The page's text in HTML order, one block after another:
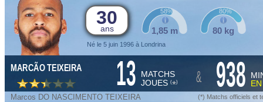
30
ans
Né le 5 juin 1996 à Londrina
1,85 m
58%
80 kg
80%
MARCÃO TEIXEIRA 13 MATCHS
JOUES (*) & 938
Marcos DO NASCIMENTO TEIXEIRA (*) Matchs officiels et